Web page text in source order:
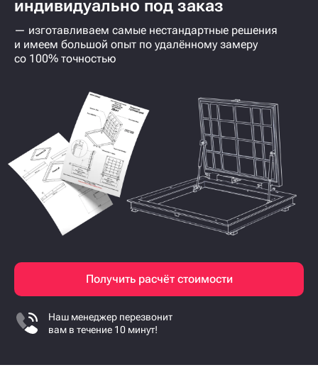
индивидуально под заказ
— изготавливаем самые нестандартные решения
и имеем большой опыт по удалённому замеру
со 100% точностью
Получить расчёт стоимости
Наш менеджер перезвонит
вам в течение 10 минут!